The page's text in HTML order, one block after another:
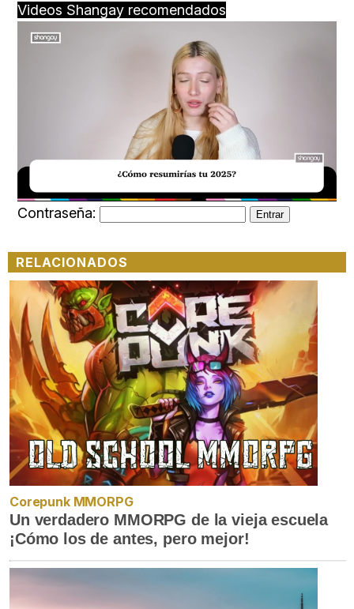
Videos Shangay recomendados
Unmute Loaded:
34.00%
Contraseña:
RELACIONADOS
Corepunk MMORPG
Un verdadero MMORPG de la vieja escuela
¡Cómo los de antes, pero mejor!